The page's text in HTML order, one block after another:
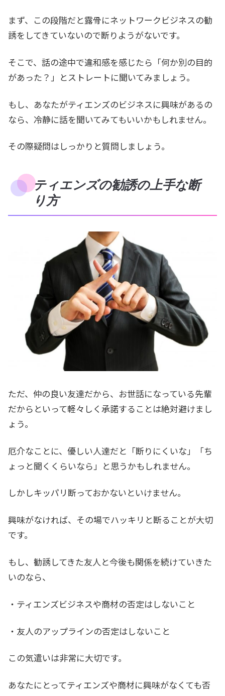
まず、この段階だと露骨にネットワークビジネスの勧
誘をしてきていないので断りようがないです。
そこで、話の途中で違和感を感じたら「何か別の目的
があった？」とストレートに聞いてみましょう。
もし、あなたがティエンズのビジネスに興味があるの
なら、冷静に話を聞いてみてもいいかもしれません。
その際疑問はしっかりと質問しましょう。
ティエンズの勧誘の上手な断
り方
ただ、仲の良い友達だから、お世話になっている先輩
だからといって軽々しく承諾することは絶対避けまし
ょう。
厄介なことに、優しい人達だと「断りにくいな」「ち
ょっと聞くくらいなら」と思うかもしれません。
しかしキッパリ断っておかないといけません。
興味がなければ、その場でハッキリと断ることが大切
です。
もし、勧誘してきた友人と今後も関係を続けていきた
いのなら、
・ティエンズビジネスや商材の否定はしないこと
・友人のアップラインの否定はしないこと
この気遣いは非常に大切です。
あなたにとってティエンズや商材に興味がなくても否